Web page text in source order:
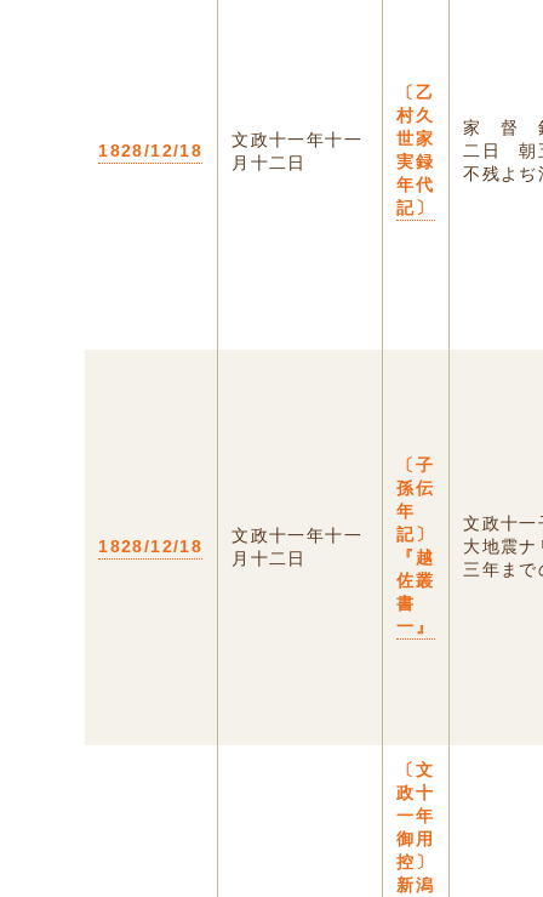
1828/12/18
文政十一年十一
月十二日
〔乙
村久
世家
実録
年代
記〕
家 督 録
二日 朝
不残よ
1828/12/18
文政十一年十一
月十二日
〔子
孫伝
年
記〕
『越
佐叢
書
一』
文政十一
大地震
三年ま
〔文
政十
一年
御用
控〕
新潟